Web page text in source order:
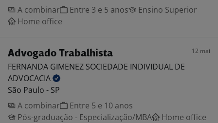
A combinar
Entre 3 e 5 anos
Ensino Superior
Home office
Advogado Trabalhista 12 mai
FERNANDA GIMENEZ SOCIEDADE INDIVIDUAL DE
ADVOCACIA
São Paulo - SP
A combinar
Entre 5 e 10 anos
Pós-graduação - Especialização/MBA
Home office